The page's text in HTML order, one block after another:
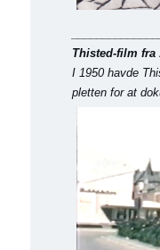
Thisted-film fra
I 1950 havde
pletten for at